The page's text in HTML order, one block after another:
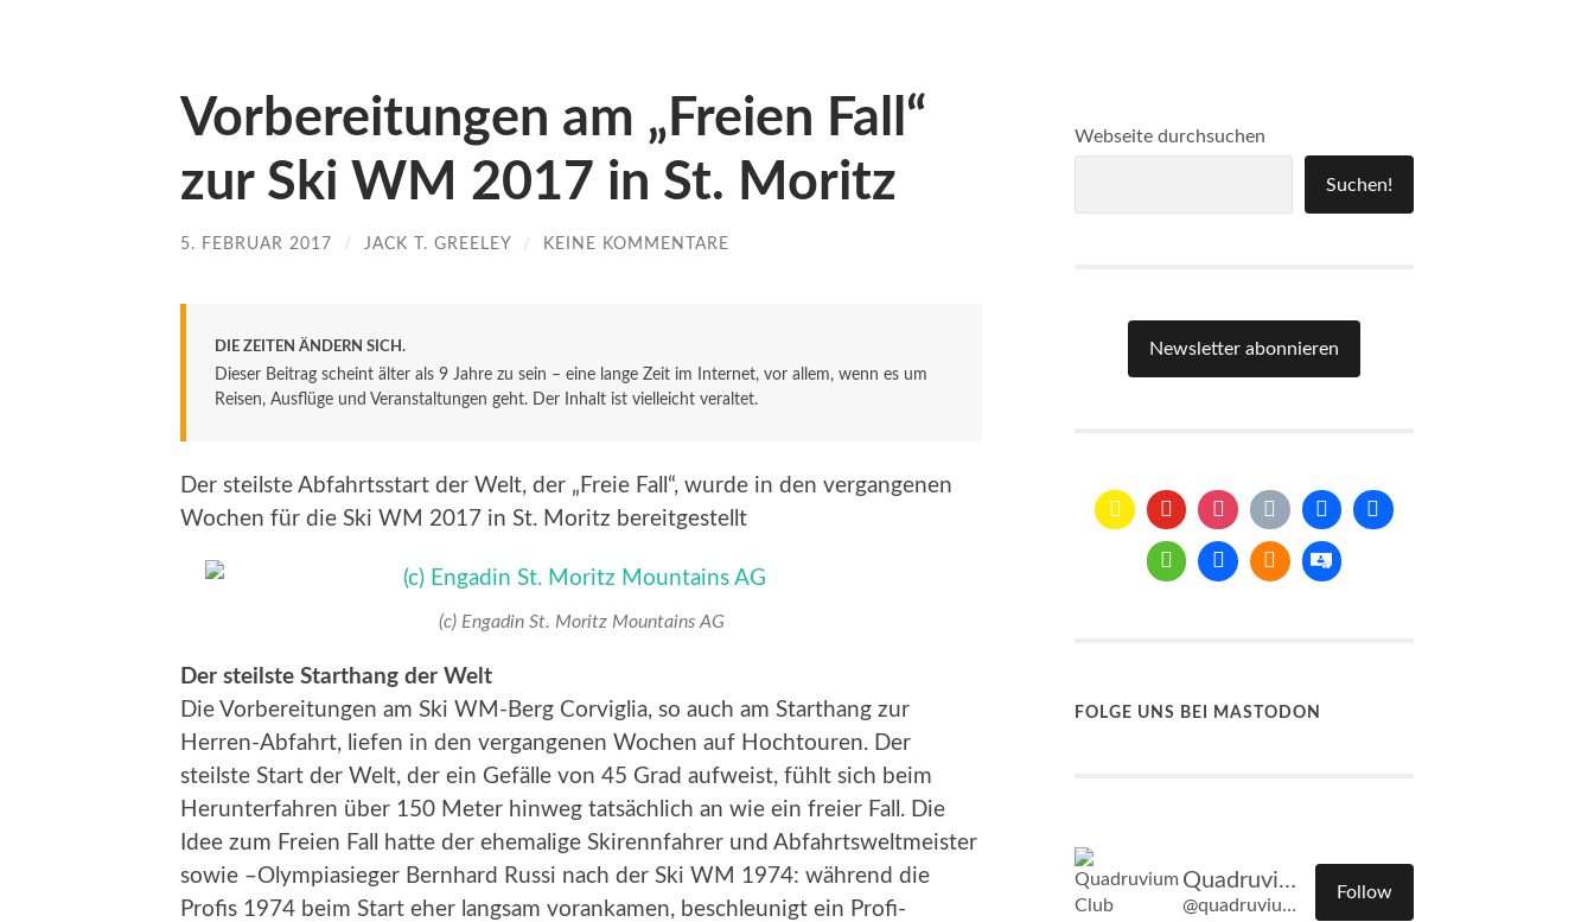
Vorbereitungen am „Freien Fall“
zur Ski WM 2017 in St. Moritz
5. FEBRUAR 2017 / JACK T. GREELEY / KEINE KOMMENTARE
DIE ZEITEN ÄNDERN SICH.
Dieser Beitrag scheint älter als 9 Jahre zu sein – eine lange Zeit im Internet, vor allem, wenn es um
Reisen, Ausflüge und Veranstaltungen geht. Der Inhalt ist vielleicht veraltet.
Der steilste Abfahrtsstart der Welt, der „Freie Fall“, wurde in den vergangenen
Wochen für die Ski WM 2017 in St. Moritz bereitgestellt
(c) Engadin St. Moritz Mountains AG
Der steilste Starthang der Welt
Die Vorbereitungen am Ski WM-Berg Corviglia, so auch am Starthang zur
Herren-Abfahrt, liefen in den vergangenen Wochen auf Hochtouren. Der
steilste Start der Welt, der ein Gefälle von 45 Grad aufweist, fühlt sich beim
Herunterfahren über 150 Meter hinweg tatsächlich an wie ein freier Fall. Die
Idee zum Freien Fall hatte der ehemalige Skirennfahrer und Abfahrtsweltmeister
sowie –Olympiasieger Bernhard Russi nach der Ski WM 1974: während die
Profis 1974 beim Start eher langsam vorankamen, beschleunigt ein Profi-
Webseite durchsuchen
Suchen!
Newsletter abonnieren
FOLGE UNS BEI MASTODON
Quadruvium Club
@quadruvium.club@quadruvium.club
Follow